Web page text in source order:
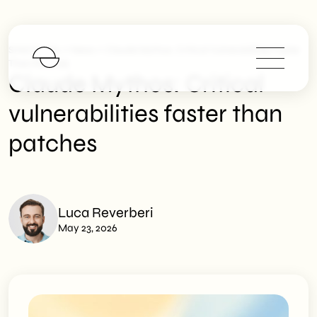
SHM Studio
Claude Mythos: Critical Vulnerabilities Faster
Than Patches
Claude Mythos: Critical
vulnerabilities faster than
patches
Luca Reverberi
May 23, 2026